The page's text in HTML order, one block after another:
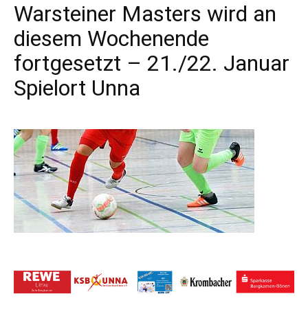
Warsteiner Masters wird an
diesem Wochenende
fortgesetzt – 21./22. Januar
Spielort Unna